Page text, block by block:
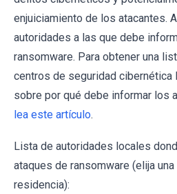
enjuiciamiento de los atacantes.
autoridades a las que debe
ransomware. Para obtener una
centros de seguridad cibernética
sobre por qué debe informar los
lea este artículo.
Lista de autoridades locales
ataques de ransomware (elija
residencia):